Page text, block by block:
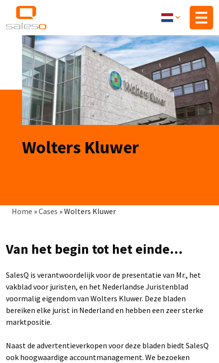
Overslaan
naar
inhoud
Wolters Kluwer
Kruimelpad
Home »Cases »Wolters Kluwer
Van het begin tot het einde...
SalesQ is verantwoordelijk voor de presentatie van Mr., het
vakblad voor juristen, en het Nederlandse Juristenblad
voormalig eigendom van Wolters Kluwer. Deze bladen
bereiken elke jurist in Nederland en hebben een zeer sterke
marktpositie.
Naast de advertentieverkopen voor deze bladen biedt SalesQ
ook hoogwaardige accountmanagement. We bezoeken